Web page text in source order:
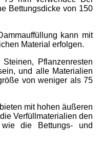
Bettungsdicke von 150
kann mit
Material erfolgen.
Pflanzenresten
und alle Materialien
von weniger als 75
mit hohen äußeren
Verfüllmaterialien den
die Bettungs- und